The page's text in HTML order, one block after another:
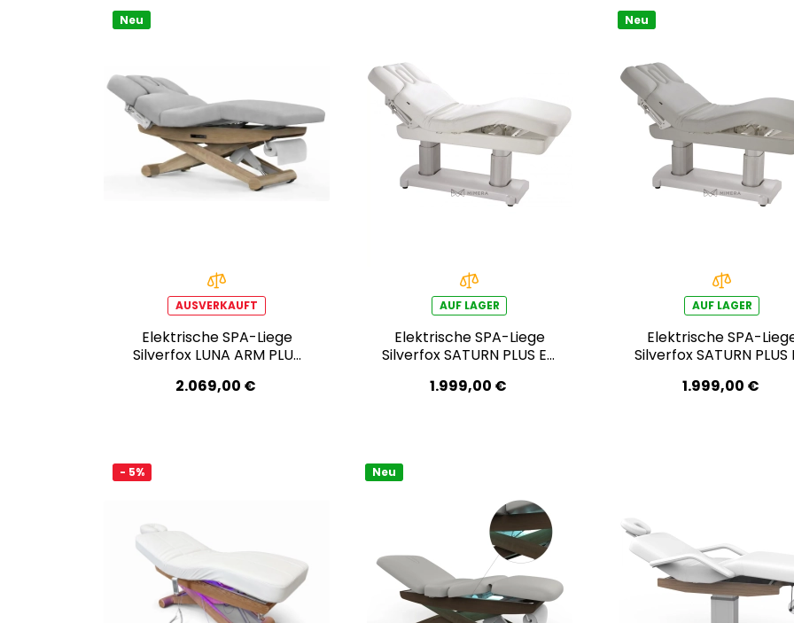
Neu
AUSVERKAUFT
Elektrische SPA-Liege
Silverfox LUNA ARM PLUS
Audio-Vibrationssystem,
2.069,00 €
AUF LAGER
Elektrische SPA-Liege
Silverfox SATURN PLUS E4
1.999,00 €
Neu
AUF LAGER
Elektrische SPA-
Silverfox SATURN PLUS
hellgrau
1.999,00 €
- 5% Neu